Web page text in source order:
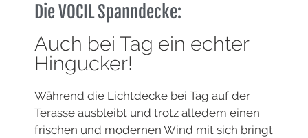
Die VOCIL Spanndecke:
Auch bei Tag ein echter
Hingucker!
Während die Lichtdecke bei Tag auf der
Terasse ausbleibt und trotz alledem einen
frischen und modernen Wind mit sich bringt